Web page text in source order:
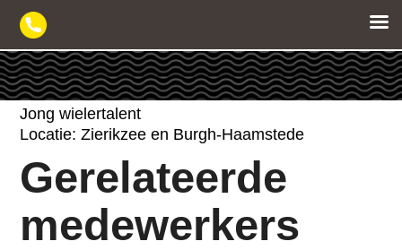
Skip
content
Jong wielertalent
Locatie: Zierikzee en Burgh-Haamstede
Gerelateerde
medewerkers